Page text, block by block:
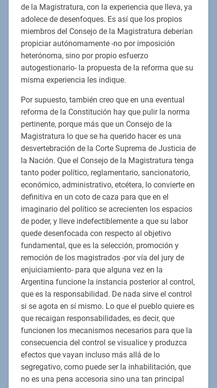
de la Magistratura, con la experiencia que lleva, ya
adolece de desenfoques. Es así que los propios
miembros del Consejo de la Magistratura deberían
propiciar autónomamente -no por imposición
heterónoma, sino por propio esfuerzo
autogestionario- la propuesta de la reforma que su
misma experiencia les indique.
Por supuesto, también creo que en una eventual
reforma de la Constitución hay que pulir la norma
pertinente, porque más que un Consejo de la
Magistratura lo que se ha querido hacer es una
desvertebración de la Corte Suprema de Justicia de
la Nación. Que el Consejo de la Magistratura tenga
tanto poder político, reglamentario, sancionatorio,
económico, administrativo, etcétera, lo convierte en
definitiva en un coto de caza para que en el
imaginario del político se acrecienten los espacios
de poder, y lleve indefectiblemente a que su labor
quede desenfocada con respecto al objetivo
fundamental, que es la selección, promoción y
remoción de los magistrados -por vía del jury de
enjuiciamiento- para que alguna vez en la
Argentina funcione la instancia posterior al control,
que es la responsabilidad. De nada sirve el control
si se agota en sí mismo. Lo que el pueblo quiere es
que recaigan responsabilidades, es decir, que
funcionen los mecanismos necesarios para que la
consecuencia del control se visualice y produzca
efectos que vayan incluso más allá de lo
segregativo, como puede ser la inhabilitación, que
no es una pena accesoria sino una tan principal